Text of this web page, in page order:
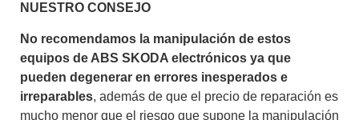
NUESTRO CONSEJO
No recomendamos la manipulación de estos
equipos de ABS SKODA electrónicos ya que
pueden degenerar en errores inesperados e
irreparables, además de que el precio de reparación es
mucho menor que el riesgo que supone la manipulación